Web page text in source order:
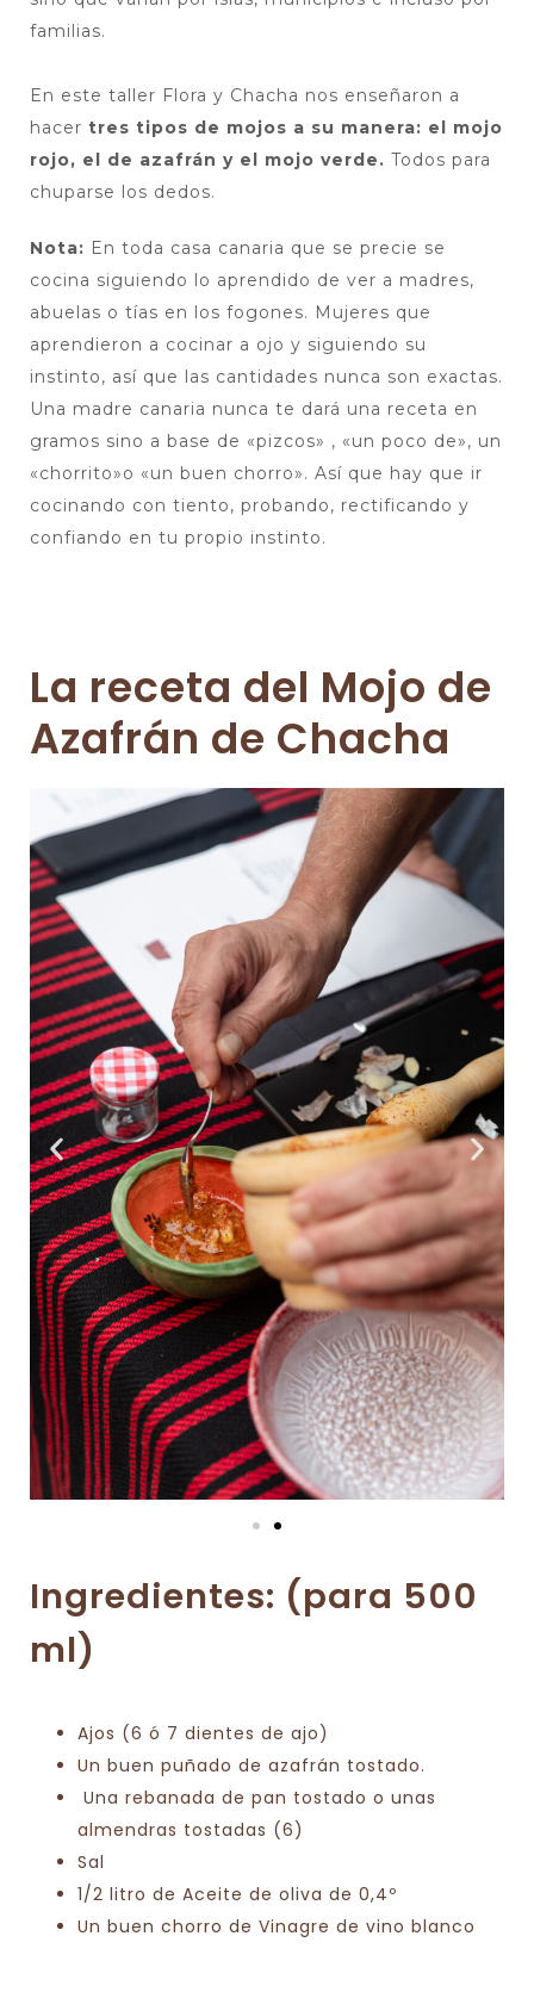
familias.
En este taller Flora y Chacha nos enseñaron a
hacer tres tipos de mojos a su manera: el mojo
rojo, el de azafrán y el mojo verde. Todos para
chuparse los dedos.
Nota: En toda casa canaria que se precie se
cocina siguiendo lo aprendido de ver a madres,
abuelas o tías en los fogones. Mujeres que
aprendieron a cocinar a ojo y siguiendo su
instinto, así que las cantidades nunca son exactas.
Una madre canaria nunca te dará una receta en
gramos sino a base de «pizcos» , «un poco de», un
«chorrito»o «un buen chorro». Así que hay que ir
cocinando con tiento, probando, rectificando y
confiando en tu propio instinto.
La receta del Mojo de
Azafrán de Chacha
Ingredientes: (para 500
ml)
Ajos (6 ó 7 dientes de ajo)
Un buen puñado de azafrán tostado.
Una rebanada de pan tostado o unas
almendras tostadas (6)
Sal
1/2 litro de Aceite de oliva de 0,4º
Un buen chorro de Vinagre de vino blanco